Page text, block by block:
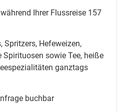
Ihrer Flussreise 157
Spritzers, Hefeweizen,
sowie Tee, heiße
ganztags
buchbar